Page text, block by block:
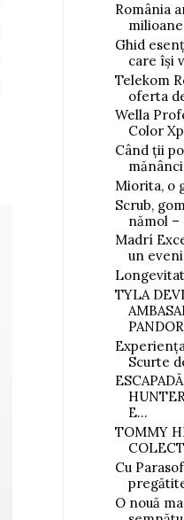
România
Ghid
care își
Telekom
oferta
Wella
Color
Când ții
Miorita, o
Scrub,
nămol –
Madrí
un
TYLA
Scurte
E...
TOMMY
Cu
O nouă